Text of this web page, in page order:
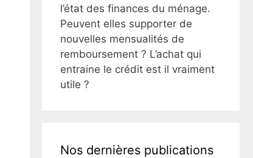
l’état des finances du ménage.
Peuvent elles supporter de
nouvelles mensualités de
remboursement ? L’achat qui
entraine le crédit est il vraiment
utile ?
Nos dernières publications